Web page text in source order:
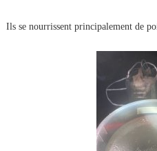
Ils se nourrissent principalement de